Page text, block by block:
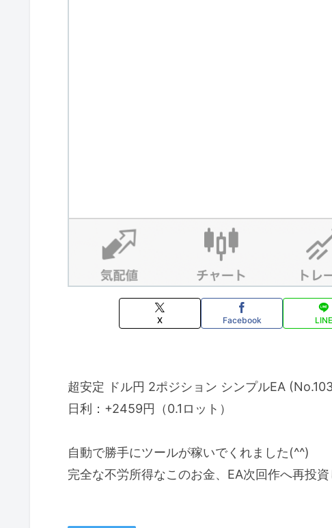
X Facebook LINE
超安定 ドル円 2ポジション シンプルEA
日利：+2459円（0.1ロット）
自動で勝手にツールが稼いでくれました(^^)
完全な不労所得なこのお金、EA次回作へ再投資